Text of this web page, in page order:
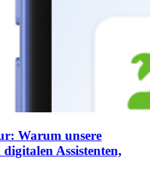
Warum unsere
Assistenten,